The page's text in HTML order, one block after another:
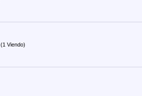
(1 Viendo)